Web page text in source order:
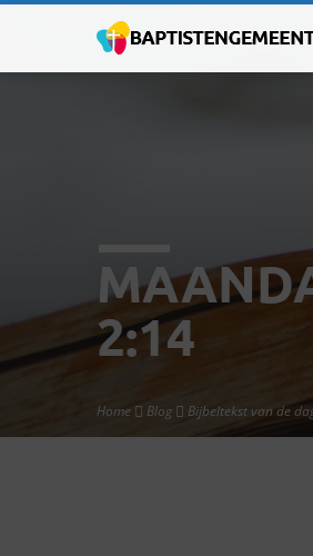
2:14
Home Blog Bijbeltekst van de